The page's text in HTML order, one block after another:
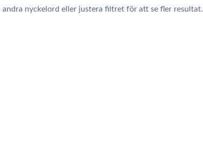
andra nyckelord eller justera filtret för att se fler resultat.